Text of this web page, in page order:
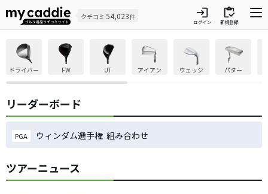
クチコミ 54,023件 login
ログイン
inventory
新規登録
ドライバー FW UT アイアン ウェッジ パター
リーダーボード
PGA ウィンダム選手権 組み合わせ
ツアーニュース